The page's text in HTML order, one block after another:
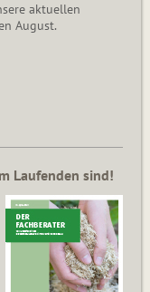
aktuellen
August.
Laufenden sind!